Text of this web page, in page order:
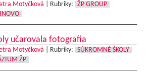
Motyčková Rubriky:
ŽP GROUP
učarovala fotografia
Motyčková Rubriky:
SÚKROMNÉ ŠKOLY
ŽP